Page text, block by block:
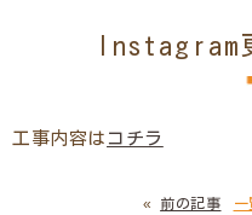
Instagram
工事内容は コチラ
« 前の記事 一